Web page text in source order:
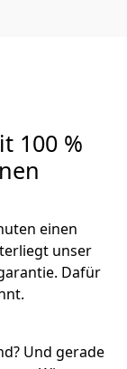
100 %
einen
unser
Dafür
Und gerade